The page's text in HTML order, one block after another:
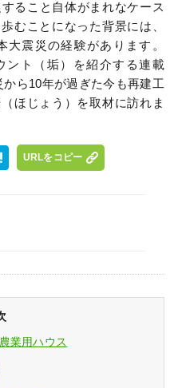
ること自体がまれなケース
むことになった背景には、
震災の経験があります。
ント（垢）を紹介する連載
から10年が過ぎた今も再建工
ほじょう）を取材に訪れま
URLをコピー
業用ハウス